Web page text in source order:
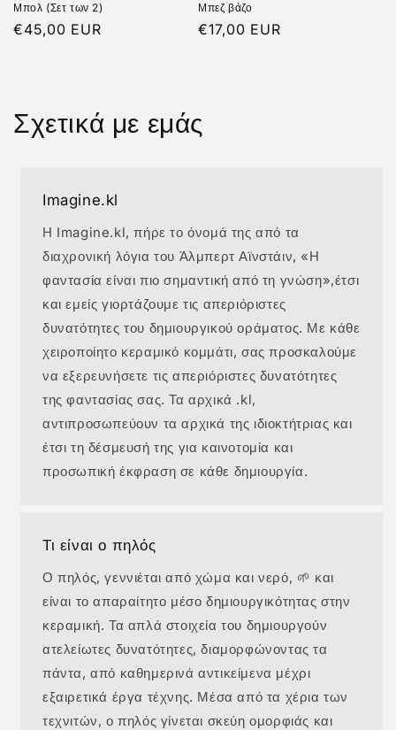
Μπολ (Σετ των 2)
Κανονική
€45,00 EUR
Μπεζ βάζο
Κανονική
€17,00 EUR
Σχετικά με εμάς
Imagine.kl
Η Imagine.kl, πήρε το όνομά της από τα
διαχρονική λόγια του Άλμπερτ Αϊνστάιν, «Η
φαντασία είναι πιο σημαντική από τη γνώση»,έτσι
και εμείς γιορτάζουμε τις απεριόριστες
δυνατότητες του δημιουργικού οράματος. Με κάθε
χειροποίητο κεραμικό κομμάτι, σας προσκαλούμε
να εξερευνήσετε τις απεριόριστες δυνατότητες
της φαντασίας σας. Τα αρχικά .kl,
αντιπροσωπεύουν τα αρχικά της ιδιοκτήτριας και
έτσι τη δέσμευσή της για καινοτομία και
προσωπική έκφραση σε κάθε δημιουργία.
Τι είναι ο πηλός
Ο πηλός, γεννιέται από χώμα και νερό, 🌱 και
είναι το απαραίτητο μέσο δημιουργικότητας στην
κεραμική. Τα απλά στοιχεία του δημιουργούν
ατελείωτες δυνατότητες, διαμορφώνοντας τα
πάντα, από καθημερινά αντικείμενα μέχρι
εξαιρετικά έργα τέχνης. Μέσα από τα χέρια των
τεχνιτών, ο πηλός γίνεται σκεύη ομορφιάς και